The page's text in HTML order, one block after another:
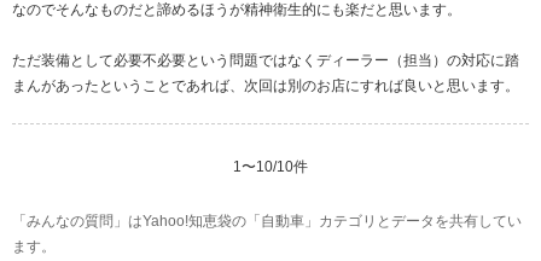
なのでそんなものだと諦めるほうが精神衛生的にも楽だと思います。
ただ装備として必要不必要という問題ではなくディーラー（担当）の対応に踏
まんがあったということであれば、次回は別のお店にすれば良いと思います。
1 〜10/10件
「みんなの質問」はYahoo!知恵袋の「自動車」カテゴリとデータを共有してい
ます。